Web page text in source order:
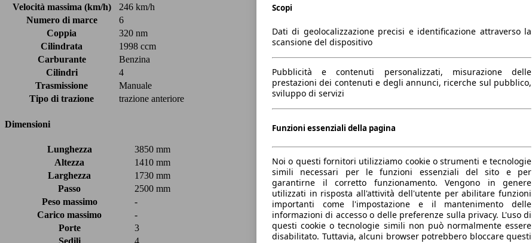
Velocità massima (km/h)
246 km/h
Numero di marce
6
Coppia
320 nm
Cilindrata
1998 ccm
Carburante
Benzina
Cilindri
4
Trasmissione
Manuale
Tipo di trazione
trazione anteriore
Dimensioni
Lunghezza
3850 mm
Altezza
1410 mm
Larghezza
1730 mm
Passo
2500 mm
Peso massimo
-
Carico massimo
-
Porte
3
Sedili
4
Scopi
Dati di geolocalizzazione precisi e identificazione attraverso la
scansione del dispositivo
Pubblicità e contenuti personalizzati, misurazione delle
prestazioni dei contenuti e degli annunci, ricerche sul pubblico,
sviluppo di servizi
Funzioni essenziali della pagina
Noi o questi fornitori utilizziamo cookie o strumenti e tecnologie
simili necessari per le funzioni essenziali del sito e per
garantirne il corretto funzionamento. Vengono in genere
utilizzati in risposta all'attività dell'utente per abilitare funzioni
importanti come l'impostazione e il mantenimento delle
informazioni di accesso o delle preferenze sulla privacy. L'uso di
questi cookie o tecnologie simili non può normalmente essere
disabilitato. Tuttavia, alcuni browser potrebbero bloccare questi